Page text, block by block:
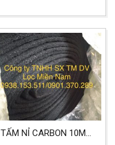
KHÍ KHỬ MÙI
TẤM NỈ CARBON 10MM